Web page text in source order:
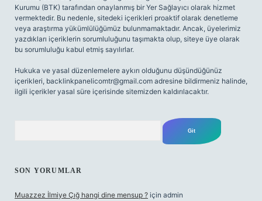
Kurumu (BTK) tarafından onaylanmış bir Yer Sağlayıcı olarak hizmet
vermektedir. Bu nedenle, sitedeki içerikleri proaktif olarak denetleme
veya araştırma yükümlülüğümüz bulunmamaktadır. Ancak, üyelerimiz
yazdıkları içeriklerin sorumluluğunu taşımakta olup, siteye üye olarak
bu sorumluluğu kabul etmiş sayılırlar.
Hukuka ve yasal düzenlemelere aykırı olduğunu düşündüğünüz
içerikleri, backlinkpanelicomtr@gmail.com adresine bildirmeniz halinde,
ilgili içerikler yasal süre içerisinde sitemizden kaldırılacaktır.
SON YORUMLAR
Muazzez İlmiye Çığ hangi dine mensup ? için admin